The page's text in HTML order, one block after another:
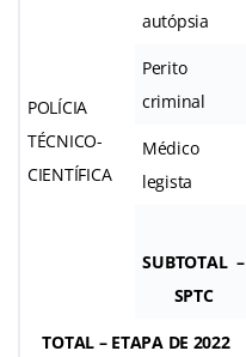
POLÍCIA
TÉCNICO-
CIENTÍFICA
autópsia
Perito
criminal
Médico
legista
SUBTOTAL –
SPTC
TOTAL – ETAPA DE 2022